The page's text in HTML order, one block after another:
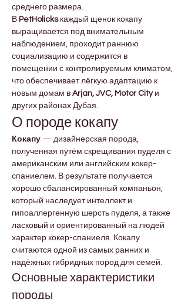
среднего размера.
В PetHolicks каждый щенок кокапу
выращивается под внимательным
наблюдением, проходит раннюю
социализацию и содержится в
помещении с контролируемым климатом,
что обеспечивает лёгкую адаптацию к
новым домам в Arjan, JVC, Motor City и
других районах Дубая.
О породе кокапу
Кокапу — дизайнерская порода,
полученная путём скрещивания пуделя с
американским или английским кокер-
спаниелем. В результате получается
хорошо сбалансированный компаньон,
который наследует интеллект и
гипоаллергенную шерсть пуделя, а также
ласковый и ориентированный на людей
характер кокер-спаниеля. Кокапу
считаются одной из самых ранних и
надёжных гибридных пород для семей.
Основные характеристики
породы